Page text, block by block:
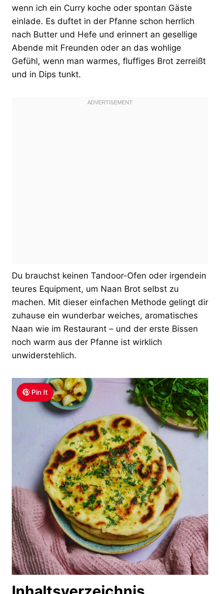
wenn ich ein Curry koche oder spontan Gäste
einlade. Es duftet in der Pfanne schon herrlich
nach Butter und Hefe und erinnert an gesellige
Abende mit Freunden oder an das wohlige
Gefühl, wenn man warmes, fluffiges Brot zerreißt
und in Dips tunkt.
Du brauchst keinen Tandoor-Ofen oder irgendein
teures Equipment, um Naan Brot selbst zu
machen. Mit dieser einfachen Methode gelingt dir
zuhause ein wunderbar weiches, aromatisches
Naan wie im Restaurant – und der erste Bissen
noch warm aus der Pfanne ist wirklich
unwiderstehlich.
Pin It